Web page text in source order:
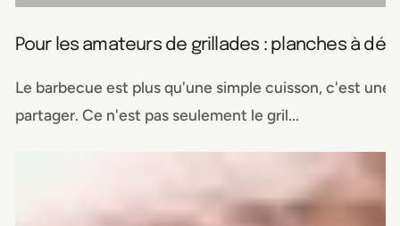
Pour les amateurs de grillades : planches à
Le barbecue est plus qu'une simple cuisson, c'est
partager. Ce n'est pas seulement le gril...